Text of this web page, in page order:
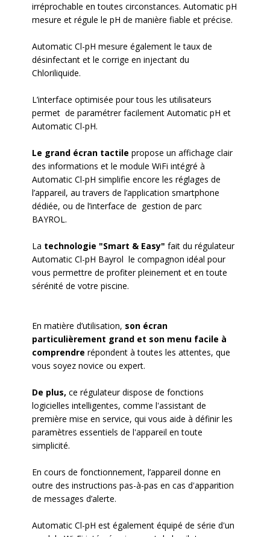
irréprochable en toutes circonstances. Automatic pH
mesure et régule le pH de manière fiable et précise.
Automatic Cl-pH mesure également le taux de
désinfectant et le corrige en injectant du
Chloriliquide.
L’interface optimisée pour tous les utilisateurs
permet de paramétrer facilement Automatic pH et
Automatic Cl-pH.
Le grand écran tactile propose un affichage clair
des informations et le module WiFi intégré à
Automatic Cl-pH simplifie encore les réglages de
l’appareil, au travers de l’application smartphone
dédiée, ou de l’interface de gestion de parc
BAYROL.
La technologie "Smart & Easy" fait du régulateur
Automatic Cl-pH Bayrol le compagnon idéal pour
vous permettre de profiter pleinement et en toute
sérénité de votre piscine.
En matière d’utilisation, son écran
particulièrement grand et son menu facile à
comprendre répondent à toutes les attentes, que
vous soyez novice ou expert.
De plus, ce régulateur dispose de fonctions
logicielles intelligentes, comme l'assistant de
première mise en service, qui vous aide à définir les
paramètres essentiels de l'appareil en toute
simplicité.
En cours de fonctionnement, l’appareil donne en
outre des instructions pas-à-pas en cas d'apparition
de messages d’alerte.
Automatic Cl-pH est également équipé de série d'un